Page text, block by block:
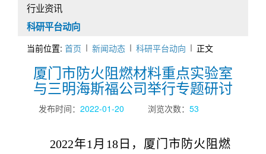
行业资讯
科研平台动向
当前位置: 首页 新闻动态 科研平台动向 正文
厦门市防火阻燃材料重点实验室
与三明海斯福公司举行专题研讨
发布时间： 2022-01-20 浏览次数： 53
2022年1 月 18日，厦门市防火阻燃